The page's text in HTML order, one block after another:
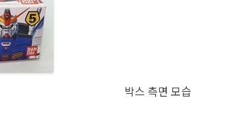
박스 측면 모습